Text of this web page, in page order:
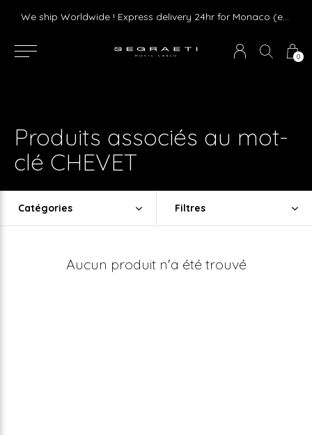
0
We ship Worldwide ! Express delivery 24hr for Monaco (excluding furniture)
Produits associés au mot-
clé CHEVET
Catégories Filtres
Aucun produit n'a été trouvé